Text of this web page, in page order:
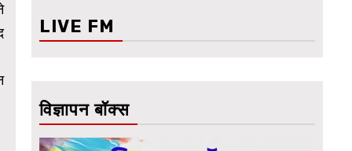
LIVE FM
विज्ञापन बॉक्स